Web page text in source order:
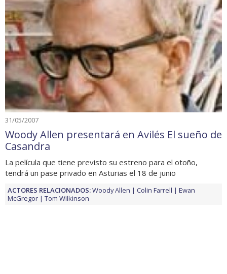
31/05/2007
Woody Allen presentará en Avilés El sueño de
Casandra
La película que tiene previsto su estreno para el otoño,
tendrá un pase privado en Asturias el 18 de junio
ACTORES RELACIONADOS:Woody Allen Colin Farrell
Ewan
McGregor
Tom Wilkinson